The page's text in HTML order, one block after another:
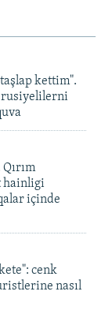
kettim".
rusiyelilerni
hainligi
içinde
cenk
nasıl